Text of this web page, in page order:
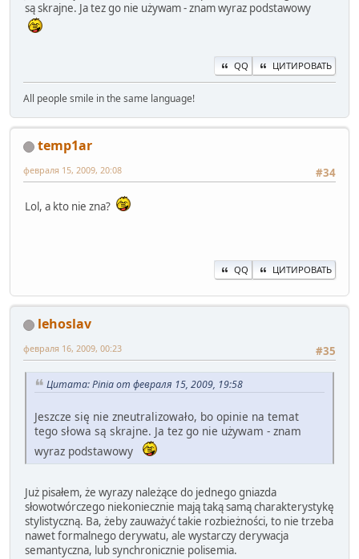
są skrajne. Ja tez go nie używam - znam wyraz podstawowy
QQ ЦИТИРОВАТЬ
All people smile in the same language!
temp1ar
#34
февраля 15, 2009, 20:08
Lol, a kto nie zna?
QQ ЦИТИРОВАТЬ
lehoslav
#35
февраля 16, 2009, 00:23
Цитата: Pinia от февраля 15, 2009, 19:58
Jeszcze się nie zneutralizowało, bo opinie na temat
tego słowa są skrajne. Ja tez go nie używam - znam
wyraz podstawowy
Już pisałem, że wyrazy należące do jednego gniazda
słowotwórczego niekoniecznie mają taką samą charakterystykę
stylistyczną. Ba, żeby zauważyć takie rozbieżności, to nie trzeba
nawet formalnego derywatu, ale wystarczy derywacja
semantyczna, lub synchronicznie polisemia.